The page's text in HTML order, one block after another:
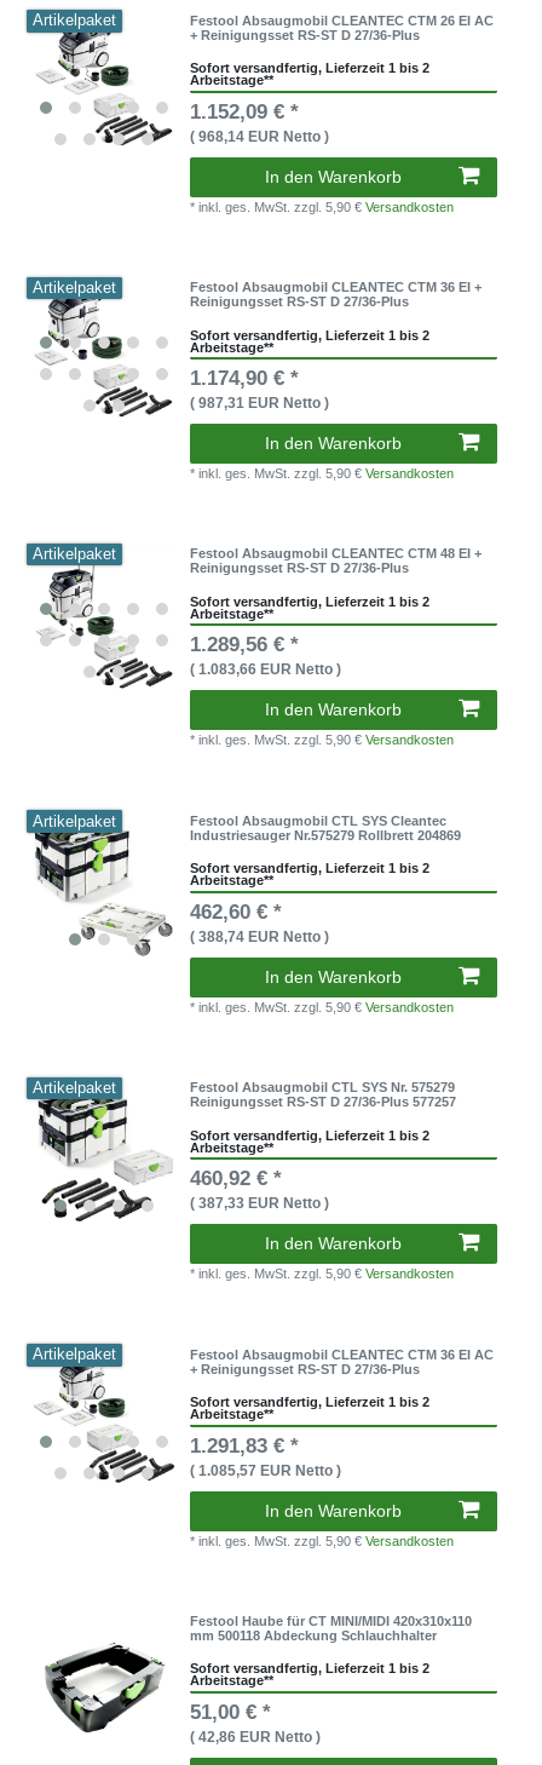
Artikelpaket
Festool Absaugmobil CLEANTEC CTM 26 EI AC
+ Reinigungsset RS-ST D 27/36-Plus
Sofort versandfertig, Lieferzeit 1 bis 2
Arbeitstage**
1.152,09 € *
( 968,14 EUR Netto )
In den Warenkorb
* inkl. ges. MwSt.zzgl. 5,90 €Versandkosten
Artikelpaket
Festool Absaugmobil CLEANTEC CTM 36 EI +
Reinigungsset RS-ST D 27/36-Plus
Sofort versandfertig, Lieferzeit 1 bis 2
Arbeitstage**
1.174,90 € *
( 987,31 EUR Netto )
In den Warenkorb
* inkl. ges. MwSt.zzgl. 5,90 €Versandkosten
Artikelpaket
Festool Absaugmobil CLEANTEC CTM 48 EI +
Reinigungsset RS-ST D 27/36-Plus
Sofort versandfertig, Lieferzeit 1 bis 2
Arbeitstage**
1.289,56 € *
( 1.083,66 EUR Netto )
In den Warenkorb
* inkl. ges. MwSt.zzgl. 5,90 €Versandkosten
Artikelpaket
Festool Absaugmobil CTL SYS Cleantec
Industriesauger Nr.575279 Rollbrett 204869
Sofort versandfertig, Lieferzeit 1 bis 2
Arbeitstage**
462,60 € *
( 388,74 EUR Netto )
In den Warenkorb
* inkl. ges. MwSt.zzgl. 5,90 €Versandkosten
Artikelpaket
Festool Absaugmobil CTL SYS Nr. 575279
Reinigungsset RS-ST D 27/36-Plus 577257
Sofort versandfertig, Lieferzeit 1 bis 2
Arbeitstage**
460,92 € *
( 387,33 EUR Netto )
In den Warenkorb
* inkl. ges. MwSt.zzgl. 5,90 €Versandkosten
Artikelpaket
Festool Absaugmobil CLEANTEC CTM 36 EI AC
+ Reinigungsset RS-ST D 27/36-Plus
Sofort versandfertig, Lieferzeit 1 bis 2
Arbeitstage**
1.291,83 € *
( 1.085,57 EUR Netto )
In den Warenkorb
* inkl. ges. MwSt.zzgl. 5,90 €Versandkosten
Festool Haube für CT MINI/MIDI 420x310x110
mm 500118 Abdeckung Schlauchhalter
Sofort versandfertig, Lieferzeit 1 bis 2
Arbeitstage**
51,00 € *
( 42,86 EUR Netto )